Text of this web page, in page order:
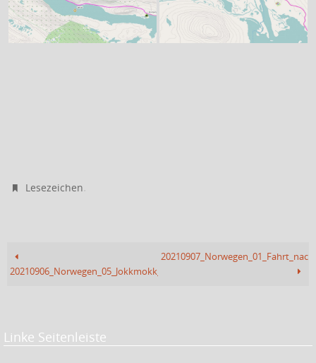
Lesezeichen.
20210906_Norwegen_05_Jokkmokk_Camping
Linke Seitenleiste